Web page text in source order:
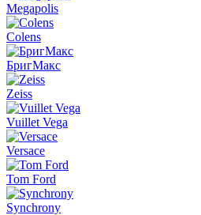
Megapolis
Colens
БригМакс
Zeiss
Vuillet Vega
Versace
Tom Ford
Synchrony